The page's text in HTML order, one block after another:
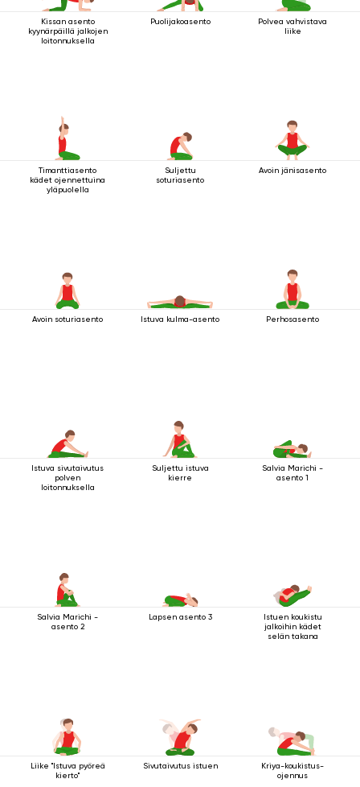
Kissan asento
kyynärpäillä jalkojen
loitonnuksella
Puolijakoasento
Polvea vahvistava
liike
Timanttiasento
kädet ojennettuina
yläpuolella
Suljettu
soturiasento
Avoin jänisasento
Avoin soturiasento Istuva kulma-asento Perhosasento
Istuva sivutaivutus
polven
loitonnuksella
Suljettu istuva
kierre
Salvia Marichi -
asento 1
Salvia Marichi -
asento 2
Lapsen asento 3
Istuen koukistu
jalkoihin kädet
selän takana
Liike "Istuva pyöreä
kierto"
Sivutaivutus istuen
Kriya-koukistus-
ojennus